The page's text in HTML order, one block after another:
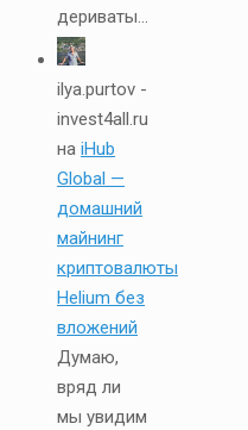
дериваты...
ilya.purtov -
invest4all.ru
на iHub
Global —
домашний
майнинг
криптовалюты
Helium без
вложений
Думаю,
вряд ли
мы увидим